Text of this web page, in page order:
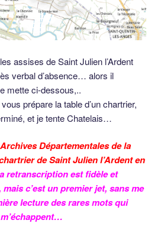
assises de Saint Julien l’Ardent
verbal d’absence… alors il
mette ci-dessous,..
prépare la table d’un chartrier,
et je tente Chatelais…
Départementales de la
de Saint Julien l’Ardent en
retranscription est fidèle et
c’est un premier jet, sans me
lecture des rares mots qui
m’échappent…